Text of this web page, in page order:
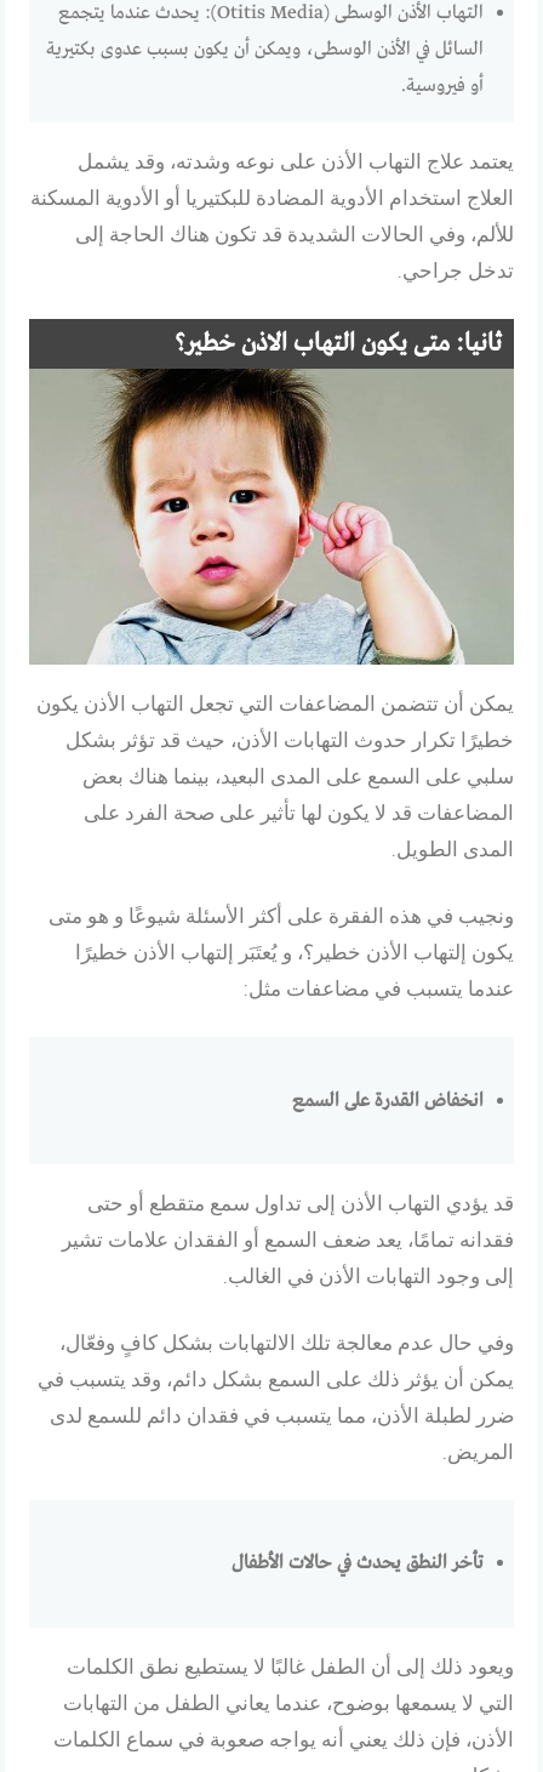
التهاب الأذن الوسطى (Otitis Media): يحدث عندما يتجمع
السائل في الأذن الوسطى، ويمكن أن يكون بسبب عدوى بكتيرية
أو فيروسية.
يعتمد علاج التهاب الأذن على نوعه وشدته، وقد يشمل
العلاج استخدام الأدوية المضادة للبكتيريا أو الأدوية المسكنة
للألم، وفي الحالات الشديدة قد تكون هناك الحاجة إلى
تدخل جراحي.
ثانيا: متى يكون التهاب الاذن خطير؟
يمكن أن تتضمن المضاعفات التي تجعل التهاب الأذن يكون
خطيرًا تكرار حدوث التهابات الأذن، حيث قد تؤثر بشكل
سلبي على السمع على المدى البعيد، بينما هناك بعض
المضاعفات قد لا يكون لها تأثير على صحة الفرد على
المدى الطويل.
ونجيب في هذه الفقرة على أكثر الأسئلة شيوعًا و هو متى
يكون إلتهاب الأذن خطير؟، و يُعتَبَر إلتهاب الأذن خطيرًا
عندما يتسبب في مضاعفات مثل:
انخفاض القدرة على السمع
قد يؤدي التهاب الأذن إلى تداول سمع متقطع أو حتى
فقدانه تمامًا، يعد ضعف السمع أو الفقدان علامات تشير
إلى وجود التهابات الأذن في الغالب.
وفي حال عدم معالجة تلك الالتهابات بشكل كافٍ وفعّال،
يمكن أن يؤثر ذلك على السمع بشكل دائم، وقد يتسبب في
ضرر لطبلة الأذن، مما يتسبب في فقدان دائم للسمع لدى
المريض.
تأخر النطق يحدث في حالات الأطفال
ويعود ذلك إلى أن الطفل غالبًا لا يستطيع نطق الكلمات
التي لا يسمعها بوضوح، عندما يعاني الطفل من التهابات
الأذن، فإن ذلك يعني أنه يواجه صعوبة في سماع الكلمات